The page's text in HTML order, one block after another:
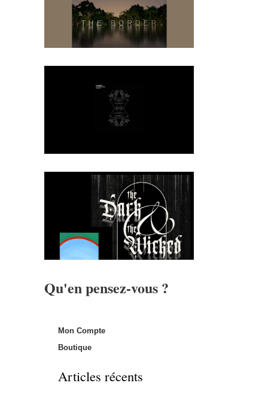
Qu'en pensez-vous ?
Mon Compte
Boutique
Articles récents